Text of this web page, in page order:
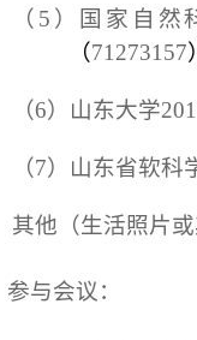
（5）国家自
（71273157
（6） 山东大学
（7）山东省软
其他（生活照片
参与会议：